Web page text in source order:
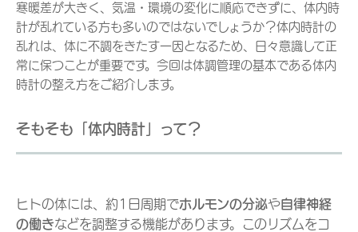
寒暖差が大きく、気温・環境の変化に順応できずに、体内時
計が乱れている方も多いのではないでしょうか？体内時計の
乱れは、体に不調をきたす一因となるため、日々意識して正
常に保つことが重要です。今回は体調管理の基本である体内
時計の整え方をご紹介します。
そもそも「体内時計」って？
ヒトの体には、約1日周期でホルモンの分泌や自律神経
の働きなどを調整する機能があります。このリズムをコ